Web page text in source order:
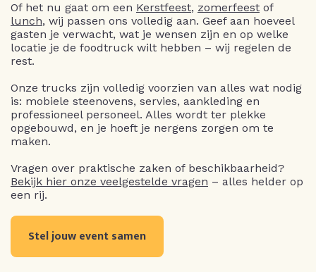
Of het nu gaat om een Kerstfeest, zomerfeest of
lunch, wij passen ons volledig aan. Geef aan hoeveel
gasten je verwacht, wat je wensen zijn en op welke
locatie je de foodtruck wilt hebben – wij regelen de
rest.
Onze trucks zijn volledig voorzien van alles wat nodig
is: mobiele steenovens, servies, aankleding en
professioneel personeel. Alles wordt ter plekke
opgebouwd, en je hoeft je nergens zorgen om te
maken.
Vragen over praktische zaken of beschikbaarheid?
Bekijk hier onze veelgestelde vragen – alles helder op
een rij.
Stel jouw event samen